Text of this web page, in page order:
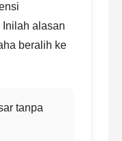
alasan
beralih ke
tanpa